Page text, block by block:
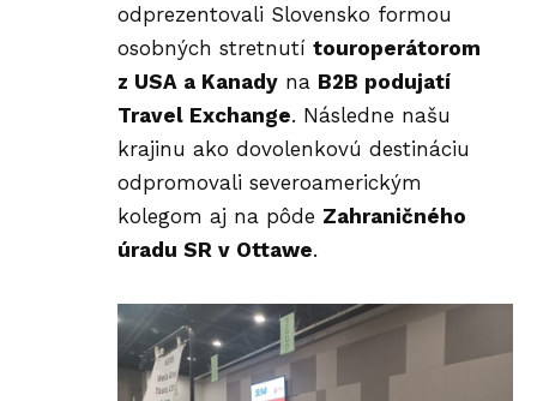
odprezentovali Slovensko formou
osobných stretnutí touroperátorom
z USA a Kanady na B2B podujatí
Travel Exchange. Následne našu
krajinu ako dovolenkovú destináciu
odpromovali severoamerickým
kolegom aj na pôde Zahraničného
úradu SR v Ottawe.